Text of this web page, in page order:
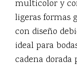
multicolor y
ligeras formas
con diseño
ideal para
cadena dorada